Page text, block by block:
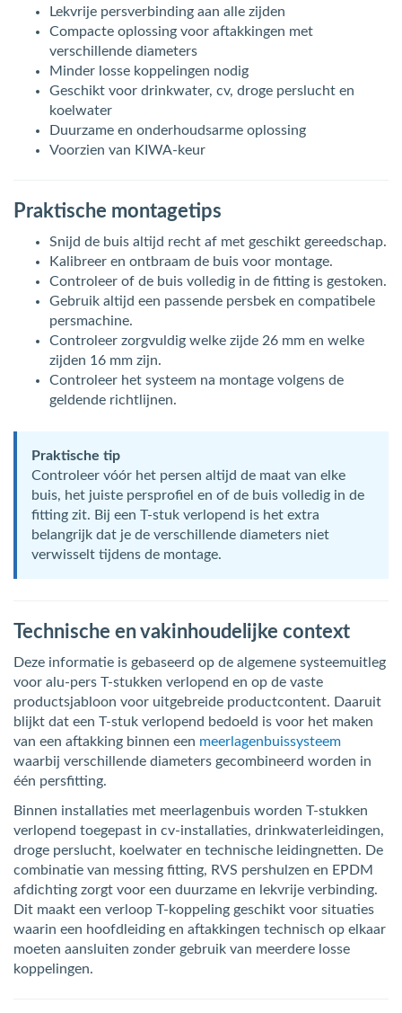
Lekvrije persverbinding aan alle zijden
Compacte oplossing voor aftakkingen met
verschillende diameters
Minder losse koppelingen nodig
Geschikt voor drinkwater, cv, droge perslucht en
koelwater
Duurzame en onderhoudsarme oplossing
Voorzien van KIWA-keur
Praktische montagetips
Snijd de buis altijd recht af met geschikt gereedschap.
Kalibreer en ontbraam de buis voor montage.
Controleer of de buis volledig in de fitting is gestoken.
Gebruik altijd een passende persbek en compatibele
persmachine.
Controleer zorgvuldig welke zijde 26 mm en welke
zijden 16 mm zijn.
Controleer het systeem na montage volgens de
geldende richtlijnen.
Praktische tip
Controleer vóór het persen altijd de maat van elke
buis, het juiste persprofiel en of de buis volledig in de
fitting zit. Bij een T-stuk verlopend is het extra
belangrijk dat je de verschillende diameters niet
verwisselt tijdens de montage.
Technische en vakinhoudelijke context
Deze informatie is gebaseerd op de algemene systeemuitleg
voor alu-pers T-stukken verlopend en op de vaste
productsjabloon voor uitgebreide productcontent. Daaruit
blijkt dat een T-stuk verlopend bedoeld is voor het maken
van een aftakking binnen een meerlagenbuissysteem
waarbij verschillende diameters gecombineerd worden in
één persfitting.
Binnen installaties met meerlagenbuis worden T-stukken
verlopend toegepast in cv-installaties, drinkwaterleidingen,
droge perslucht, koelwater en technische leidingnetten. De
combinatie van messing fitting, RVS pershulzen en EPDM
afdichting zorgt voor een duurzame en lekvrije verbinding.
Dit maakt een verloop T-koppeling geschikt voor situaties
waarin een hoofdleiding en aftakkingen technisch op elkaar
moeten aansluiten zonder gebruik van meerdere losse
koppelingen.